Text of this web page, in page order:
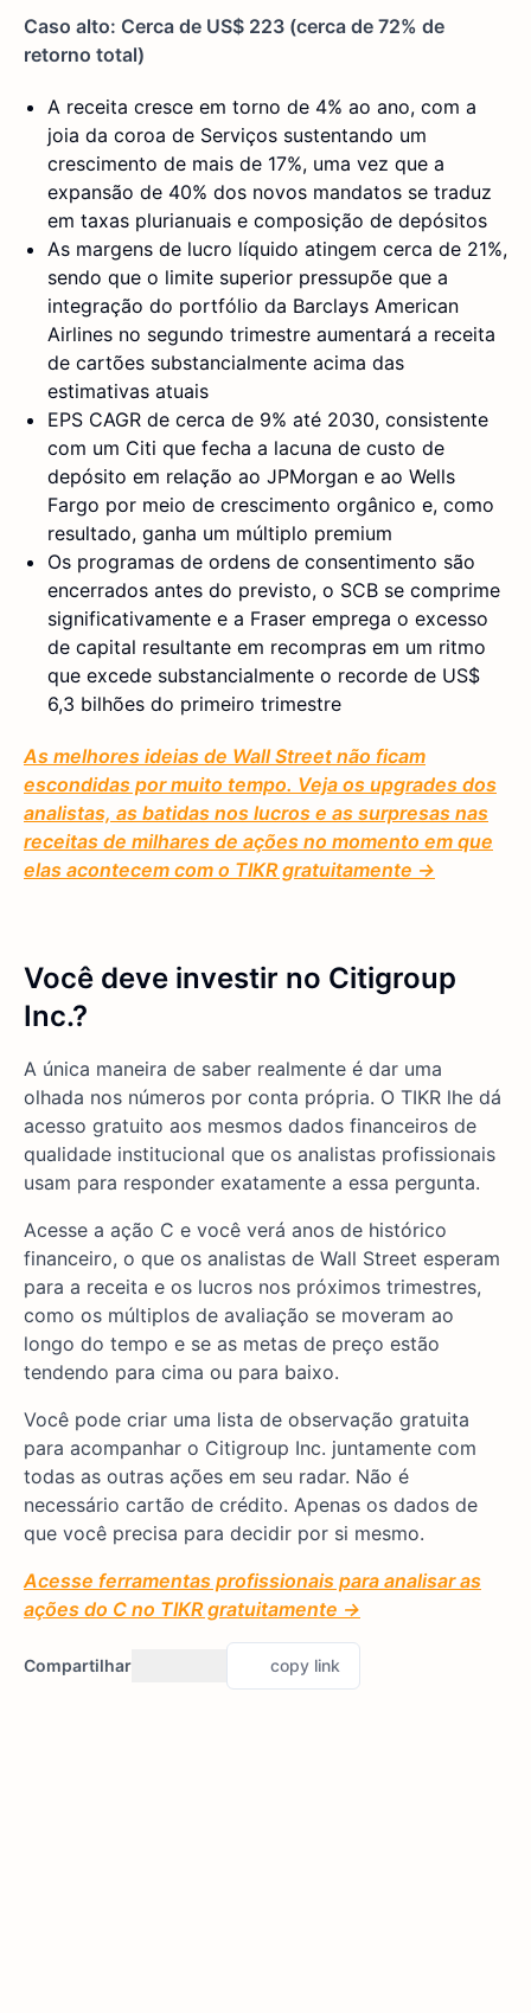
Caso alto: Cerca de US$ 223 (cerca de 72% de
retorno total)
A receita cresce em torno de 4% ao ano, com a
joia da coroa de Serviços sustentando um
crescimento de mais de 17%, uma vez que a
expansão de 40% dos novos mandatos se traduz
em taxas plurianuais e composição de depósitos
As margens de lucro líquido atingem cerca de 21%,
sendo que o limite superior pressupõe que a
integração do portfólio da Barclays American
Airlines no segundo trimestre aumentará a receita
de cartões substancialmente acima das
estimativas atuais
EPS CAGR de cerca de 9% até 2030, consistente
com um Citi que fecha a lacuna de custo de
depósito em relação ao JPMorgan e ao Wells
Fargo por meio de crescimento orgânico e, como
resultado, ganha um múltiplo premium
Os programas de ordens de consentimento são
encerrados antes do previsto, o SCB se comprime
significativamente e a Fraser emprega o excesso
de capital resultante em recompras em um ritmo
que excede substancialmente o recorde de US$
6,3 bilhões do primeiro trimestre
As melhores ideias de Wall Street não ficam
escondidas por muito tempo. Veja os upgrades dos
analistas, as batidas nos lucros e as surpresas nas
receitas de milhares de ações no momento em que
elas acontecem com o TIKR gratuitamente →
Você deve investir no Citigroup
Inc.?
A única maneira de saber realmente é dar uma
olhada nos números por conta própria. O TIKR lhe dá
acesso gratuito aos mesmos dados financeiros de
qualidade institucional que os analistas profissionais
usam para responder exatamente a essa pergunta.
Acesse a ação C e você verá anos de histórico
financeiro, o que os analistas de Wall Street esperam
para a receita e os lucros nos próximos trimestres,
como os múltiplos de avaliação se moveram ao
longo do tempo e se as metas de preço estão
tendendo para cima ou para baixo.
Você pode criar uma lista de observação gratuita
para acompanhar o Citigroup Inc. juntamente com
todas as outras ações em seu radar. Não é
necessário cartão de crédito. Apenas os dados de
que você precisa para decidir por si mesmo.
Acesse ferramentas profissionais para analisar as
ações do C no TIKR gratuitamente →
Compartilhar copy link